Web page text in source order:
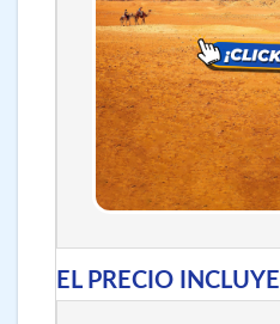
EL PRECIO INCLUYE